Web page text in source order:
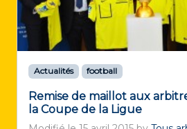
Actualités football
Remise de maillot aux
la Coupe de la Ligue